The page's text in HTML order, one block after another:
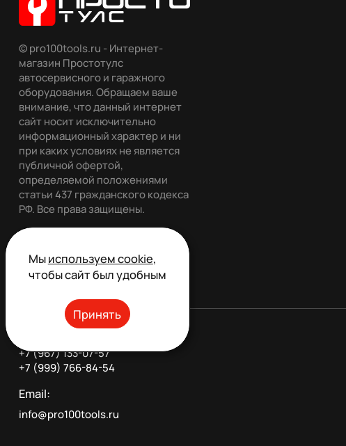
© pro100tools.ru - Интернет-
магазин Простотулс
автосервисного и гаражного
оборудования. Обращаем ваше
внимание, что данный интернет
сайт носит исключительно
информационный характер и ни
при каких условиях не является
публичной офертой,
определяемой положениями
статьи 437 гражданского кодекса
РФ. Все права защищены.
Обратный звонок
Телефон:
+7 (967) 133-07-57
+7 (999) 766-84-54
Email:
info@pro100tools.ru
Мыиспользуем cookie,
чтобы сайт был удобным
Принять